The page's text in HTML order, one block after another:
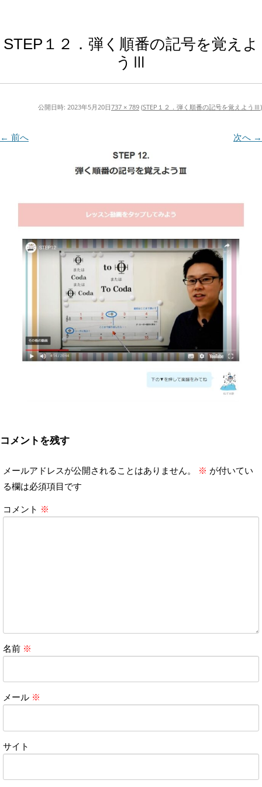
STEP１２．弾く順番の記号を覚えよ
うⅢ
公開日時: 2023年5月20日737 × 789 (STEP１２．弾く順番の記号を覚えようⅢ)
← 前へ 次へ →
コメントを残す
メールアドレスが公開されることはありません。 ※ が付いてい
る欄は必須項目です
コメント ※
名前 ※
メール ※
サイト